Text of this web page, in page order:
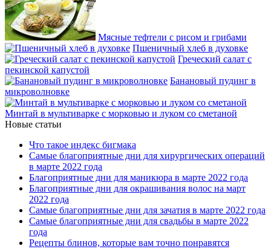
Мясные тефтели с рисом и грибами
Пшеничный хлеб в духовке
Греческий салат с
пекинской капустой
Банановый пудинг в
микроволновке
Минтай в мультиварке с морковью и луком со сметаной
Новые статьи
Что такое индекс бигмака
Самые благоприятные дни для хирургических операций
в марте 2022 года
Благоприятные дни для маникюра в марте 2022 года
Благоприятные дни для окрашивания волос на март
2022 года
Самые благоприятные дни для зачатия в марте 2022 года
Самые благоприятные дни для свадьбы в марте 2022
года
Рецепты блинов, которые вам точно понравятся